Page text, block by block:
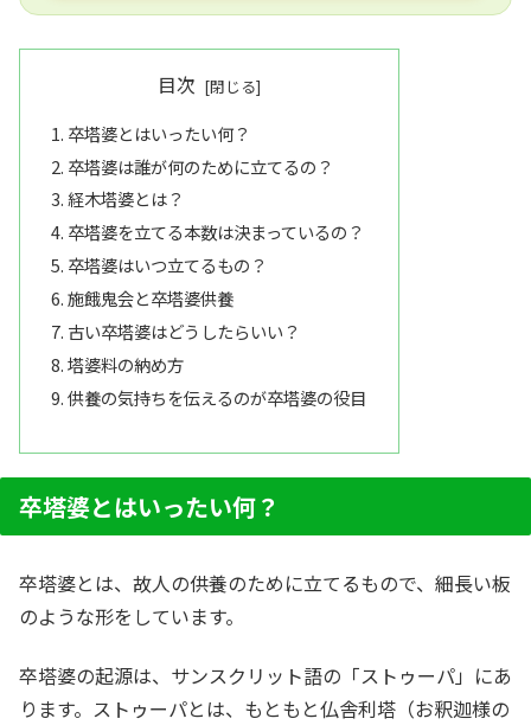
目次
卒塔婆とはいったい何？
卒塔婆は誰が何のために立てるの？
経木塔婆とは？
卒塔婆を立てる本数は決まっているの？
卒塔婆はいつ立てるもの？
施餓鬼会と卒塔婆供養
古い卒塔婆はどうしたらいい？
塔婆料の納め方
供養の気持ちを伝えるのが卒塔婆の役目
卒塔婆とはいったい何？
卒塔婆とは、故人の供養のために立てるもので、細長い板
のような形をしています。
卒塔婆の起源は、サンスクリット語の「ストゥーパ」にあ
ります。ストゥーパとは、もともと仏舎利塔（お釈迦様の